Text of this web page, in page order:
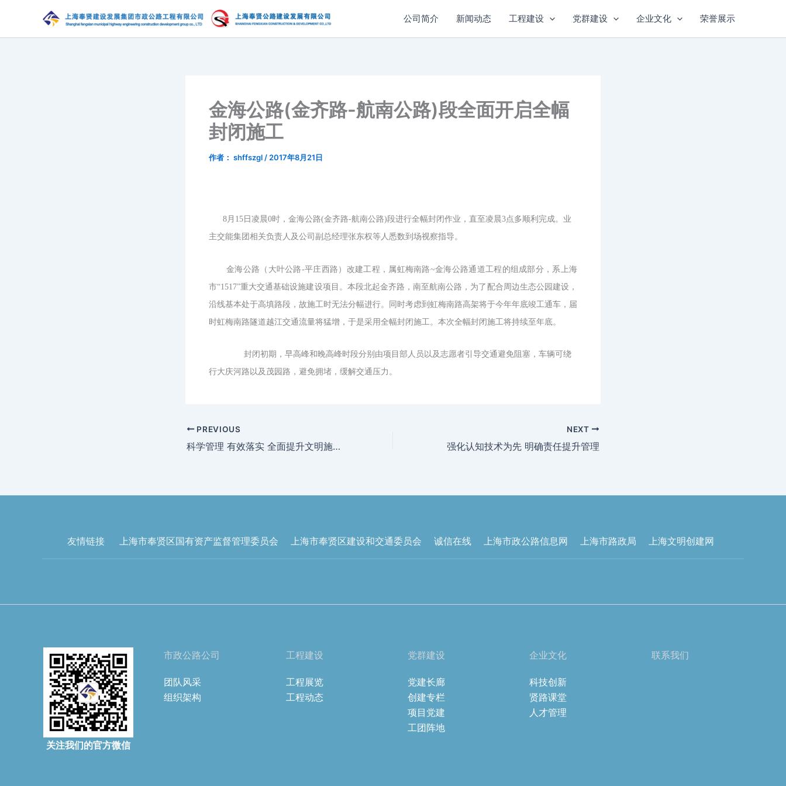
内
公司简介 新闻动态 工程建设 党群建设 企业文化 荣誉展示
金海公路(金齐路-航南公路)段全面开启全幅
封闭施工
作者： shffszgl / 2017年8月21日
8月15日凌晨0时， 金海公路(金齐路-航南公路)段进行全幅封闭作业，直至凌晨3点多顺利完成。业
主交能集团 相关负责人及公司副总经理张东权等人悉数到场视察指导。
金海公路（大叶公路-平庄西路）改建工程，属虹梅南路~金海公路通道工程的组成部分，系上海
市“1517”重大交通基础设施建设项目。本段北起金齐路，南至航南公路，为了配合周边生态公园建设，
沿线基本处于高填路段，故施工时无法分幅进行。同时考虑到虹梅南路高架将于今年年底竣工通车，届
时虹梅南路隧道越江交通流量将猛增，于是采用全幅封闭施工。本次全幅封闭施工将持续至年底。
封闭初期，早高峰和晚高峰时段分别由项目部人员以及志愿者引导交通避免阻塞，车辆可绕
行大庆河路以及茂园路，避免拥堵，缓解交通压力。
PREVIOUS
科学管理 有效落实 全面提升文明施工水平
NEXT
强化认知技术为先 明确责任提升管理
友情链接 上海市奉贤区国有资产监督管理委员会 上海市奉贤区建设和交通委员会 诚信在线 上海市政公路信息网 上海市路政局 上海文明创建网
关注我们的官方微信
市政公路公司
团队风采
组织架构
工程建设
工程展览
工程动态
党群建设
党建长廊
创建专栏
项目党建
工团阵地
企业文化
科技创新
贤路课堂
人才管理
联系我们